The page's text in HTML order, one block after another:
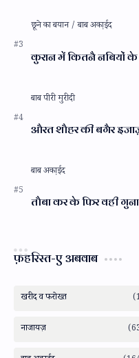
कुरान में कितनै नबियों
औरत शौहर की बगैर
तौबा कर के फिर वही
फ़हरिस्त-ए अबवाब